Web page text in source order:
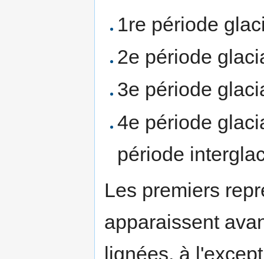
1re période
2e période
3e période
4e période
période
Les premiers
apparaissent
lignées, à